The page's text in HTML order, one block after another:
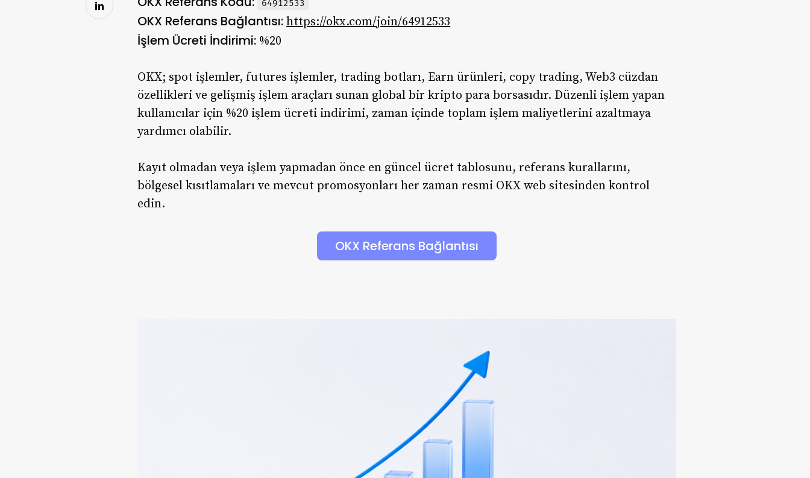
64912533
OKX Referans Bağlantısı: https://okx.com/join/64912533
İşlem Ücreti İndirimi: %20
OKX; spot işlemler, futures işlemler, trading botları, Earn ürünleri, copy trading, Web3 cüzdan
özellikleri ve gelişmiş işlem araçları sunan global bir kripto para borsasıdır. Düzenli işlem yapan
kullanıcılar için %20 işlem ücreti indirimi, zaman içinde toplam işlem maliyetlerini azaltmaya
yardımcı olabilir.
Kayıt olmadan veya işlem yapmadan önce en güncel ücret tablosunu, referans kurallarını,
bölgesel kısıtlamaları ve mevcut promosyonları her zaman resmi OKX web sitesinden kontrol
edin.
OKX Referans Bağlantısı